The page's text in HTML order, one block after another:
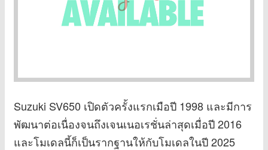
Suzuki SV650 เปิดตัวครั้งแรกเมือปี 1998 และมีการ
พัฒนาต่อเนื่องจนถึงเจนเนอเรชั่นล่าสุดเมื่อปี 2016
และโมเดลนี้ก็เป็นรากฐานให้กับโมเดลในปี 2025